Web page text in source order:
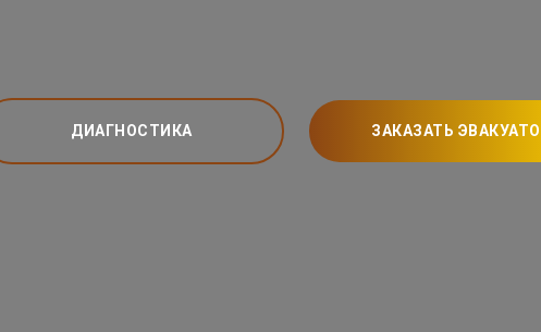
ДИАГНОСТИКА ЗАКАЗАТЬ